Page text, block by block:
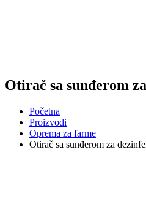
Otirač sa sunđerom
Početna
Proizvodi
Oprema za farme
Otirač sa sunđerom za